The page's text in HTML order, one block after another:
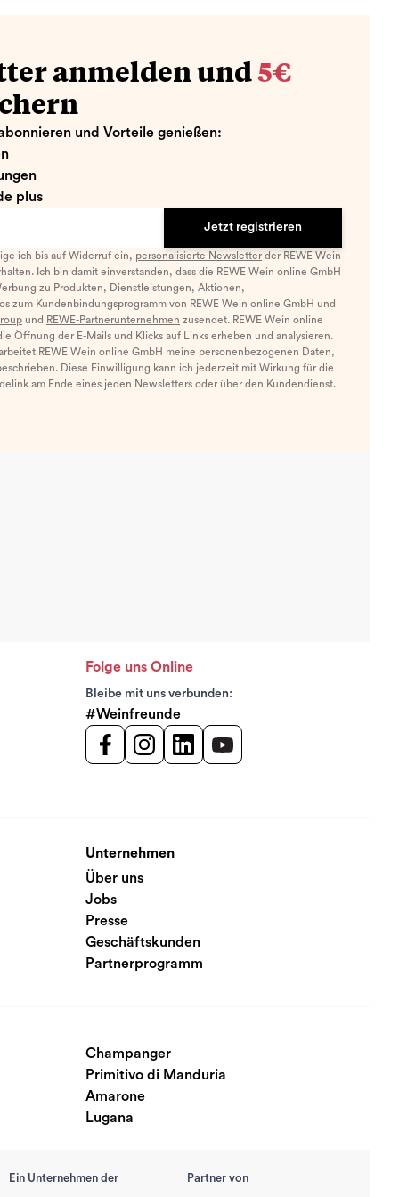
anmelden und 5€
und Vorteile genießen:
plus
Jetzt registrieren
ich bis auf Widerruf ein, personalisierte Newsletterder REWE Wein
Ich bin damit einverstanden, dass die REWE Wein online GmbH
zu Produkten, Dienstleistungen, Aktionen,
zum Kundenbindungsprogramm von REWE Wein online GmbH und
und REWE-Partnerunternehmen zusendet. REWE Wein online
Öffnung der E-Mails und Klicks auf Links erheben und analysieren.
REWE Wein online GmbH meine personenbezogenen Daten,
Diese Einwilligung kann ich jederzeit mit Wirkung für die
am Ende eines jeden Newsletters oder über den Kundendienst.
Folge uns Online
Bleibe mit uns verbunden:
#Weinfreunde
Unternehmen
Über uns
Jobs
Presse
Geschäftskunden
Partnerprogramm
Champanger
Primitivo di Manduria
Amarone
Lugana
Ein Unternehmen der Partner von